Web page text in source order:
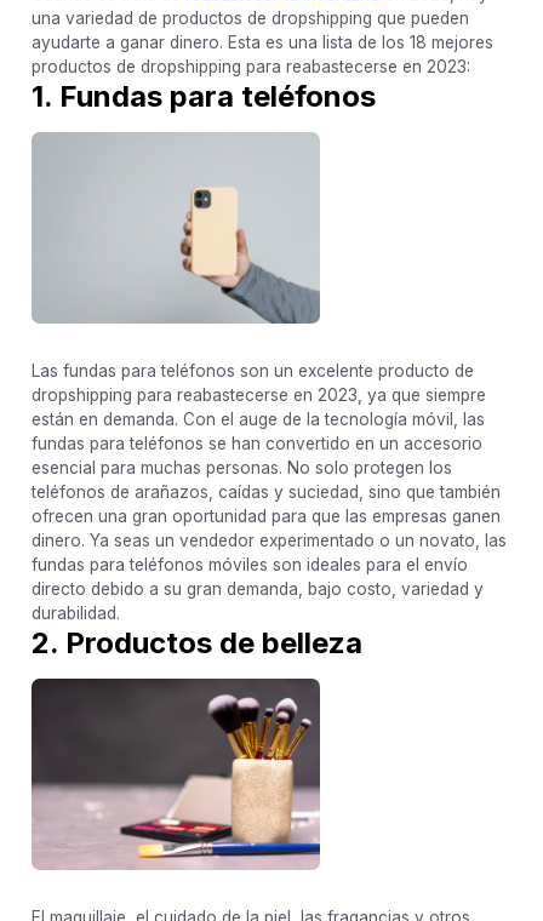
una variedad de productos de dropshipping que pueden
ayudarte a ganar dinero. Esta es una lista de los 18 mejores
productos de dropshipping para reabastecerse en 2023:
1. Fundas para teléfonos
Las fundas para teléfonos son un excelente producto de
dropshipping para reabastecerse en 2023, ya que siempre
están en demanda. Con el auge de la tecnología móvil, las
fundas para teléfonos se han convertido en un accesorio
esencial para muchas personas. No solo protegen los
teléfonos de arañazos, caídas y suciedad, sino que también
ofrecen una gran oportunidad para que las empresas ganen
dinero. Ya seas un vendedor experimentado o un novato, las
fundas para teléfonos móviles son ideales para el envío
directo debido a su gran demanda, bajo costo, variedad y
durabilidad.
2. Productos de belleza